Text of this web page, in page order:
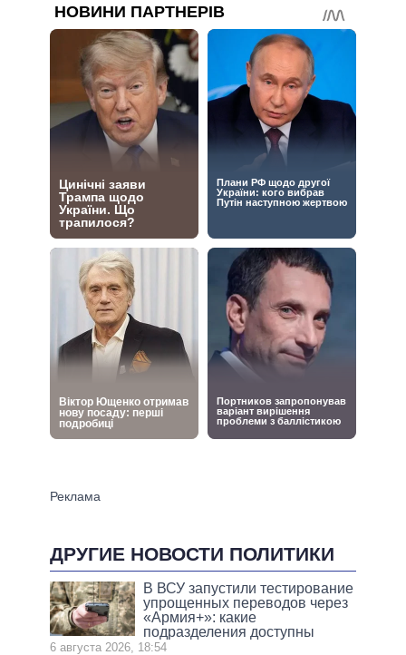
ДРУГИЕ НОВОСТИ ПОЛИТИКИ
В ВСУ запустили тестирование
упрощенных переводов через
«Армия+»: какие
подразделения доступны
6 августа 2026, 18:54